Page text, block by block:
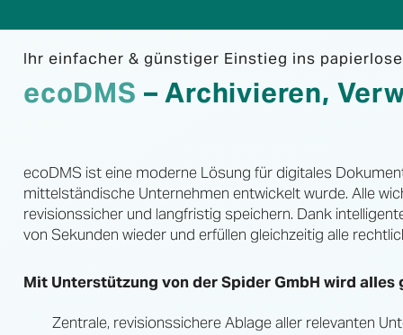
Ihr einfacher & günstiger Einstieg ins
ecoDMS – Archivieren,
ecoDMS ist eine moderne Lösung für digitales
mittelständische Unternehmen entwickelt wurde. Alle
revisionssicher und langfristig speichern. Dank
von Sekunden wieder und erfüllen gleichzeitig alle
Mit Unterstützung von der Spider GmbH wird alles
Zentrale, revisionssichere Ablage aller relevanten